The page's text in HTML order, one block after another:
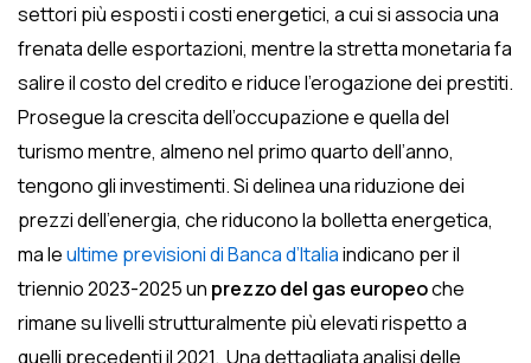
settori più esposti i costi energetici, a cui si associa una
frenata delle esportazioni, mentre la stretta monetaria fa
salire il costo del credito e riduce l’erogazione dei prestiti.
Prosegue la crescita dell’occupazione e quella del
turismo mentre, almeno nel primo quarto dell’anno,
tengono gli investimenti. Si delinea una riduzione dei
prezzi dell’energia, che riducono la bolletta energetica,
ma leultime previsioni di Banca d’Italiaindicano per il
triennio 2023-2025 un prezzo del gas europeoche
rimane su livelli strutturalmente più elevati rispetto a
quelli precedenti il 2021. Una dettagliata analisi delle